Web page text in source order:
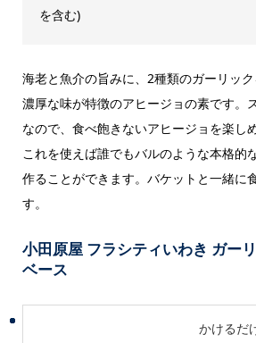
を含む)
海老と魚介の旨みに、2種類のガーリック
濃厚な味が特徴のアヒージョの素です。
なので、食べ飽きないアヒージョを楽し
これを使えば誰でもバルのような本格的
作ることができます。バケットと一緒に
す。
小田原屋 フラシティいわき ガー
ベース
かけるだ